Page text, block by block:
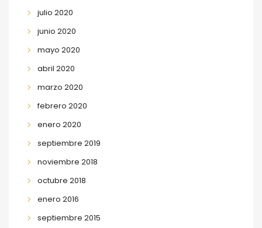
julio 2020
junio 2020
mayo 2020
abril 2020
marzo 2020
febrero 2020
enero 2020
septiembre 2019
noviembre 2018
octubre 2018
enero 2016
septiembre 2015